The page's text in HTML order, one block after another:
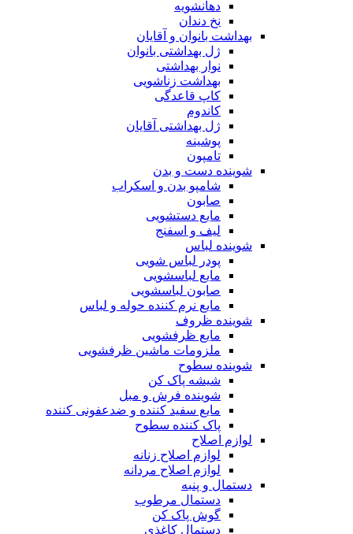
دهانشویه
نخ دندان
بهداشت بانوان و آقایان
ژل بهداشتی بانوان
نوار بهداشتی
بهداشت زناشویی
کاپ قاعدگی
کاندوم
ژل بهداشتی آقایان
پوشینه
تامپون
شوینده دست و بدن
شامپو بدن و اسکراب
صابون
مایع دستشویی
لیف و اسفنج
شوینده لباس
پودر لباس شویی
مایع لباسشویی
صابون لباسشویی
مایع نرم کننده حوله و لباس
شوینده ظروف
مایع ظرفشویی
ملزومات ماشین ظرفشویی
شوینده سطوح
شیشه پاک کن
شوینده فرش و مبل
مایع سفید کننده و ضدعفونی کننده
پاک کننده سطوح
لوازم اصلاح
لوازم اصلاح زنانه
لوازم اصلاح مردانه
دستمال و پنبه
دستمال مرطوب
گوش پاک کن
دستمال کاغذی